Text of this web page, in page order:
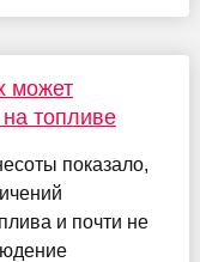
может
топливе
показало,
и почти не